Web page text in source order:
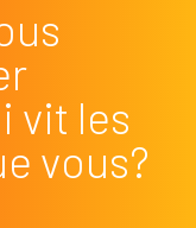
vit les
vous?